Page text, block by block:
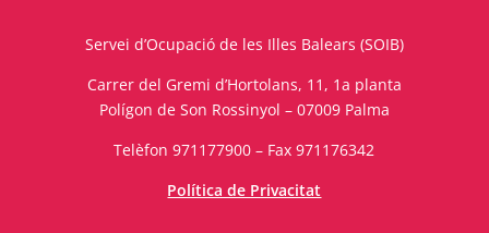
Servei d’Ocupació de les Illes Balears (SOIB)
Carrer del Gremi d’Hortolans, 11, 1a planta
Polígon de Son Rossinyol – 07009 Palma
Telèfon 971177900 – Fax 971176342
Política de Privacitat